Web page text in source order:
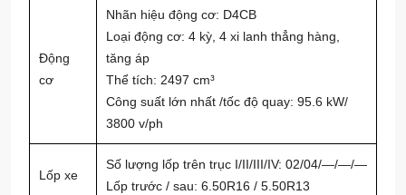
Động
cơ
Nhãn hiệu động cơ: D4CB
Loại động cơ: 4 kỳ, 4 xi lanh thẳng hàng,
tăng áp
Thể tích: 2497 cm³
Công suất lớn nhất /tốc độ quay: 95.6 kW/
3800 v/ph
Lốp xe
Số lượng lốp trên trục I/II/III/IV: 02/04/—/—/—
Lốp trước / sau: 6.50R16 / 5.50R13